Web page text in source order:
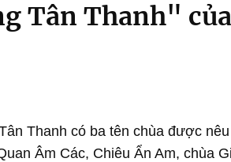
Tân Thanh" của
Thanh có ba tên chùa được
Âm Các, Chiêu Ẩn Am, chùa